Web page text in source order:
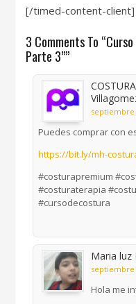
[/timed-content-client]
3 Comments To
Parte 3””
septiembre
Puedes comprar con
https://bit.ly/mh-
#costurapremium
#costuraterapia
#cursodecostura
Maria luz
septiembre
Hola me